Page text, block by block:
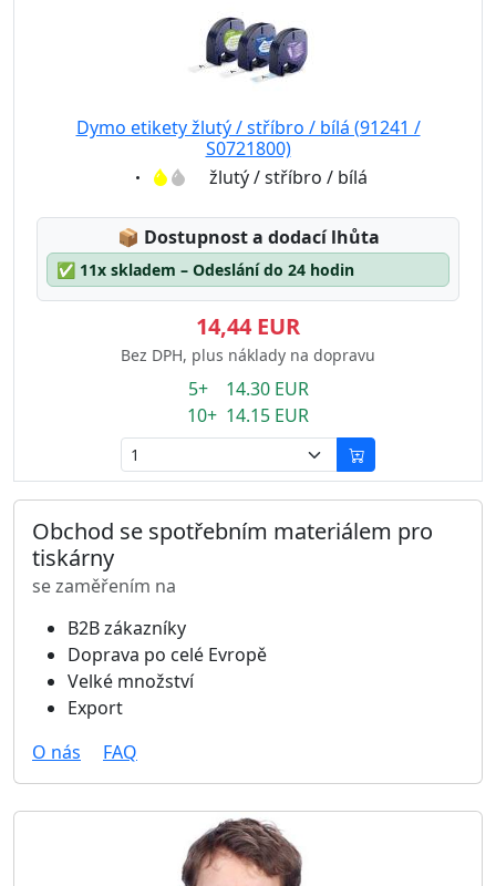
Dymo etikety žlutý / stříbro / bílá (91241 /
S0721800)
Eigenschaft:žlutý / stříbro / bílá
📦 Lagerstatus:
Dostupnost a dodací lhůta
✅ 11x skladem – Odeslání do 24 hodin
14,44 EUR
Bez DPH, plus náklady na dopravu
5+ 14.30 EUR
10+ 14.15 EUR
Obchod se spotřebním materiálem pro
tiskárny
se zaměřením na
B2B zákazníky
Doprava po celé Evropě
Velké množství
Export
O nás
FAQ